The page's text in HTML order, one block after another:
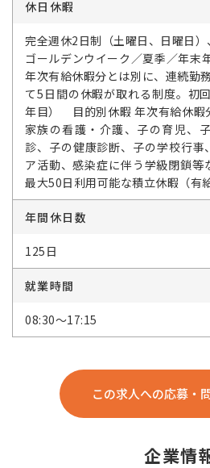
休日休暇
完全週休2日制（土曜日、日曜日）
ゴールデンウイーク／夏季／年
年次有給休暇分とは別に、連続勤
て5日間の休暇が取れる制度。初
年目） 目的別休暇 年次有給休暇
家族の看護・介護、子の育児、
診、子の健康診断、子の学校行事
ア活動、感染症に伴う学級閉鎖等
最大50日利用可能な積立休暇（有給
年間休日数
125日
就業時間
08:30～17:15
この求人への応募・
企業情